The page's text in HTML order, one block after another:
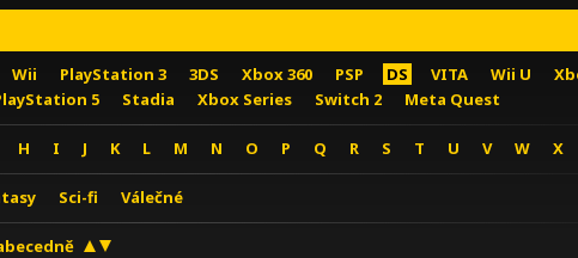
Wii PlayStation 3 3DS Xbox 360 PSP DS VITA Wii U
5 Stadia Xbox Series Switch 2 Meta Quest
H I J K L M N O P Q R S T U V W X
Sci-fi Válečné